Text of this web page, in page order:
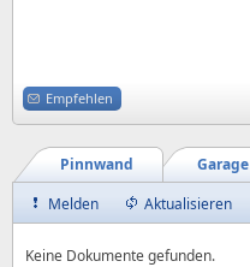
Empfehlen
Garage
Pinnwand
Melden
Aktualisieren
Keine Dokumente gefunden.